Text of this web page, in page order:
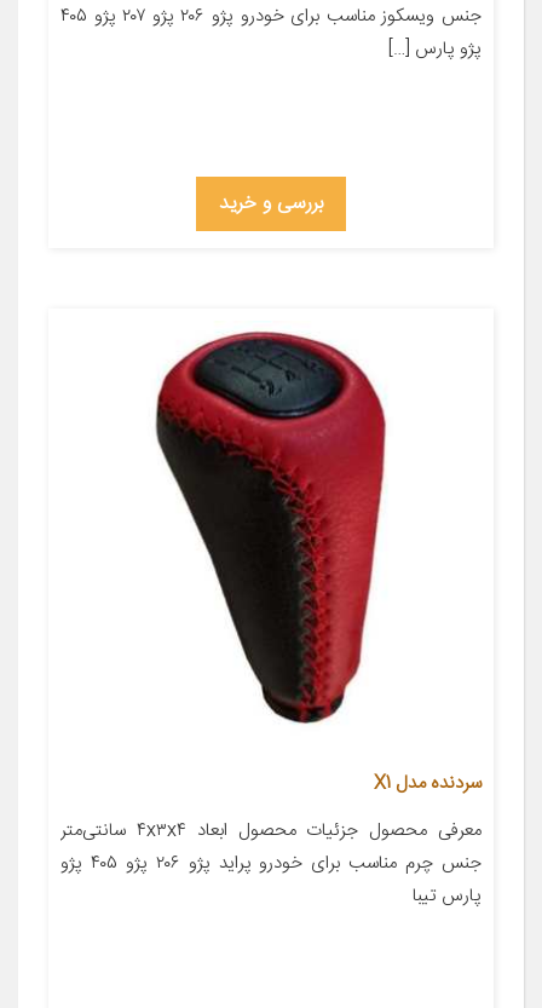
جنس ویسکوز مناسب برای خودرو پژو ۲۰۶ پژو ۲۰۷ پژو ۴۰۵
پژو پارس […]
بررسی و خرید
سردنده مدل X1
معرفی محصول جزئیات محصول ابعاد ۴x۳x۴ سانتی‌متر
جنس چرم مناسب برای خودرو پراید پژو ۲۰۶ پژو ۴۰۵ پژو
پارس تیبا